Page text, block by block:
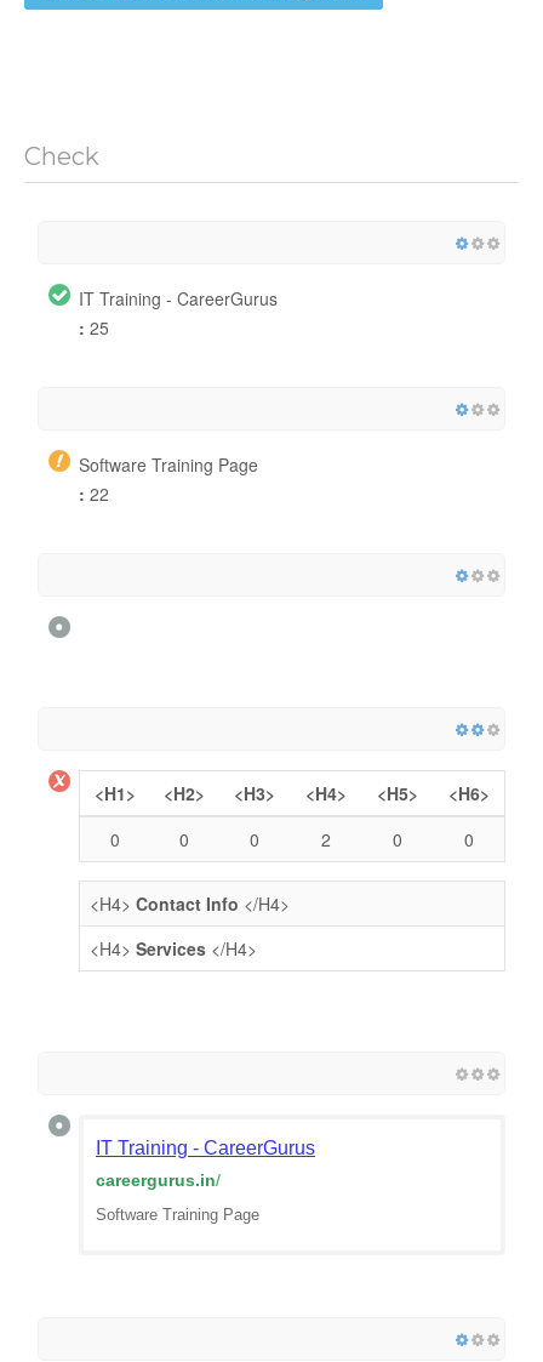
Check
IT Training - CareerGurus
: 25
Software Training Page
: 22
<H1> <H2> <H3> <H4> <H5>
<H6>
0
0 0 2 0 0
<H4> Contact Info </H4>
<H4> Services </H4>
IT Training - CareerGurus
careergurus.in/
Software Training Page